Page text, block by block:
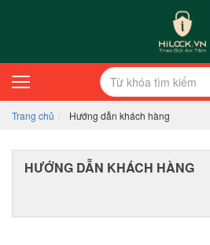
Trang chủ Hướng dẫn khách hàng
HƯỚNG DẪN KHÁCH HÀNG